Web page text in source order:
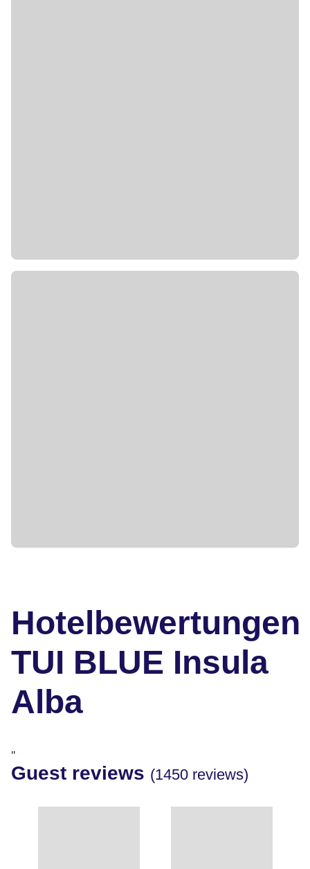
Hotelbewertungen
TUI BLUE Insula
Alba
"
Guest reviews (1450 reviews)